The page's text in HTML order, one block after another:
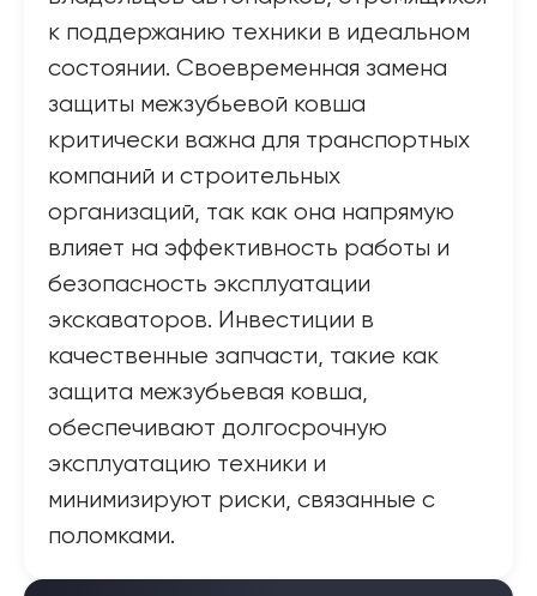
к поддержанию техники в идеальном
состоянии. Своевременная замена
защиты межзубьевой ковша
критически важна для транспортных
компаний и строительных
организаций, так как она напрямую
влияет на эффективность работы и
безопасность эксплуатации
экскаваторов. Инвестиции в
качественные запчасти, такие как
защита межзубьевая ковша,
обеспечивают долгосрочную
эксплуатацию техники и
минимизируют риски, связанные с
поломками.